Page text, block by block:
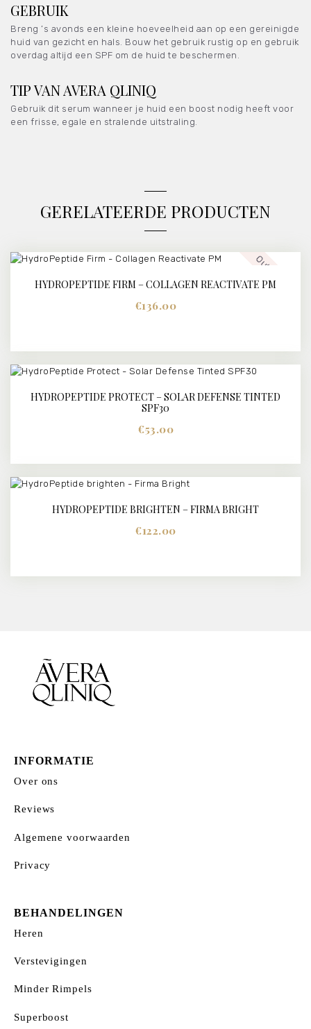
GEBRUIK
Breng ’s avonds een kleine hoeveelheid aan op een gereinigde
huid van gezicht en hals. Bouw het gebruik rustig op en gebruik
overdag altijd een SPF om de huid te beschermen.
TIP VAN AVERA QLINIQ
Gebruik dit serum wanneer je huid een boost nodig heeft voor
een frisse, egale en stralende uitstraling.
GERELATEERDE PRODUCTEN
Out of stock
HYDROPEPTIDE FIRM – COLLAGEN REACTIVATE PM
€136.00
BUY NOW DETAILS
HYDROPEPTIDE PROTECT – SOLAR DEFENSE TINTED
SPF30
€53.00
BUY NOW DETAILS
HYDROPEPTIDE BRIGHTEN – FIRMA BRIGHT
€122.00
INFORMATIE
Over ons
Reviews
Algemene voorwaarden
Privacy
BEHANDELINGEN
Heren
Verstevigingen
Minder Rimpels
Superboost